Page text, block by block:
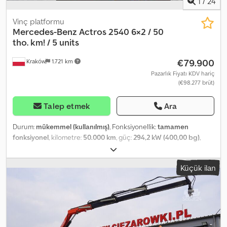
Kraków 1.721 km
Vinç platformu
Mercedes-Benz Actros 2540 6×2 / 50
tho. km! / 5 units
€79.900
Pazarlık Fiyatı KDV hariç
(€98.277 brüt)
Talep etmek Ara
Durum: mükemmel (kullanılmış), Fonksiyonellik:tamamen
fonksiyonel, kilometre: 50.000 km, güç:294,2 kW (400,00 bg),
11.200 kg
toplam ağırlık:26.000 kg, dingil konfigürasyonu:6x2, renk:beyaz,
şoför kabini:
otomatik, emisyon sınıfı:
, yükleme alanı uzunluğu:9.000 mm
AdBlue, Takograf, hız sabitleyici, klima,
, Mercedes-Benz Actros 2540 6×2 / 50 bin km!
/ YENİ GALVANİZLİ 9 m Platformlu Vinç / 5 kişilik Kabin! / Birden fazla
adet 2017/2018 model 50 bin kilometre! Teknik veriler Brüt ağırlık:
Küçük ilan